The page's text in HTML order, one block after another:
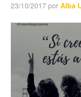
23/10/2017 porAlba